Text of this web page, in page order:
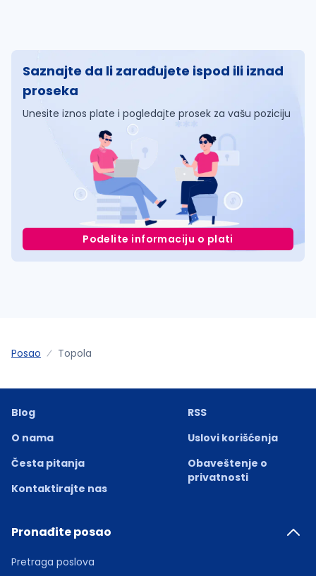
Saznajte da li zarađujete ispod ili iznad
proseka
Unesite iznos plate i pogledajte prosek za vašu poziciju
Podelite informaciju o plati
Posao Topola
Blog
O nama
Česta pitanja
Kontaktirajte nas
RSS
Uslovi korišćenja
Obaveštenje o
privatnosti
Pronađite posao
Pretraga poslova